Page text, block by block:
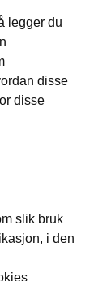
legger du
disse
disse
slik bruk
i den